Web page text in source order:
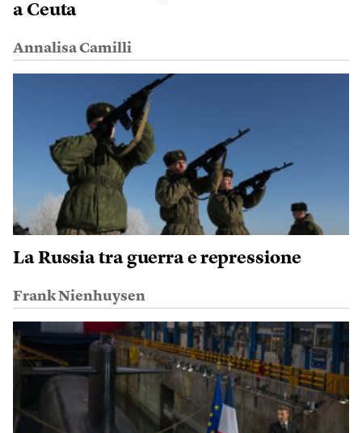
a Ceuta
Annalisa Camilli
La Russia tra guerra e repressione
Frank Nienhuysen